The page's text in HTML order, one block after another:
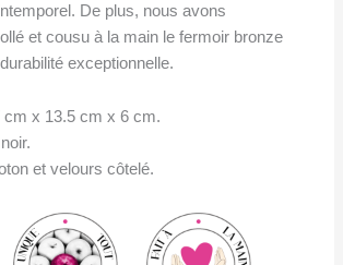
De plus, nous avons
et cousu à la main le fermoir bronze
exceptionnelle.
cm x 13.5 cm x 6 cm.
et velours côtelé.